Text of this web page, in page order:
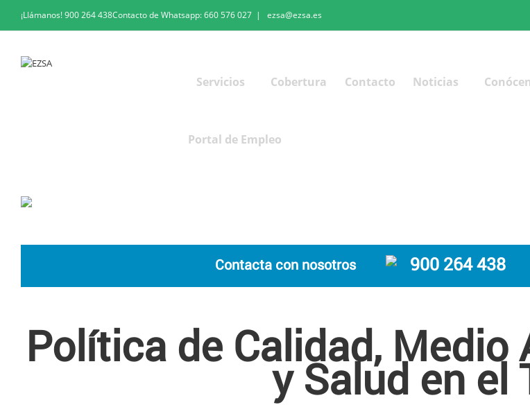
¡Llámanos!900 264 438Contacto de Whatsapp:660 576 027 | ezsa@ezsa.es
Servicios Cobertura Contacto Noticias
Portal de Empleo
Contacta con nosotros 900 264 438
Política de Calidad, Medio
y Salud en el